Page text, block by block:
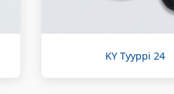
KY Tyyppi 24